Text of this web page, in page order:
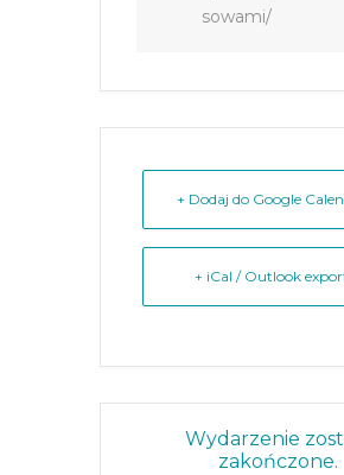
sowami/
+ Dodaj do Google
+ iCal / Outlook
Wydarzenie
zakończone.